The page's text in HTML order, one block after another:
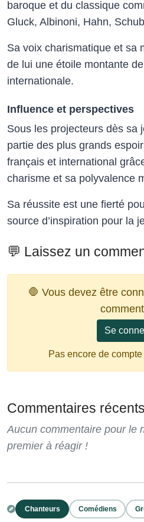
baroque et du classique
Gluck, Albinoni, Hahn,
Sa voix charismatique et sa
de lui une étoile montante
internationale.
Influence et perspectives
Sous les projecteurs dès sa
partie des plus grands
français et international
charisme et sa polyvalence
Sa réussite est une fierté
source d’inspiration pour la
💬 Laissez un
🛑 Vous devez être
Se
Pas encore de compte
Commentaires récents
Aucun commentaire pour le
premier à réagir !
Chanteurs Comédiens